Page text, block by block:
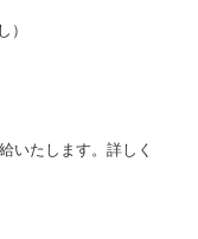
）
いたします。詳しく